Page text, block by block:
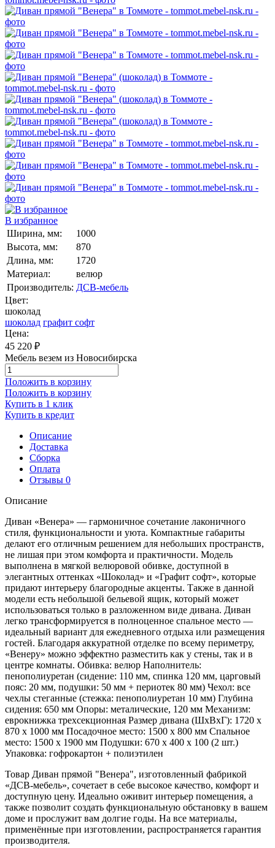
В избранное
Ширина, мм:
1000
Высота, мм:
870
Длина, мм:
1720
Материал:
велюр
Производитель: ДСВ-мебель
Цвет:
шоколад
шоколад графит софт
Цена:
45 220 ₽
Мебель везем из Новосибирска
Положить в корзину
Положить в корзину
Купить в 1 клик
Купить в кредит
Описание
Доставка
Сборка
Оплата
Отзывы 0
Описание
Диван «Венера» — гармоничное сочетание лаконичного
стиля, функциональности и уюта. Компактные габариты
делают его отличным решением для небольших пространств,
не лишая при этом комфорта и практичности. Модель
выполнена в мягкой велюровой обивке, доступной в
элегантных оттенках «Шоколад» и «Графит софт», которые
придают интерьеру благородные акценты. Также в данной
модели есть небольшой бельевой ящик, который может
использоваться только в разложенном виде дивана. Диван
легко трансформируется в полноценное спальное место —
идеальный вариант для ежедневного отдыха или размещения
гостей. Благодаря аккуратной отделке по всему периметру,
«Венеру» можно эффектно разместить как у стены, так и в
центре комнаты. Обивка: велюр Наполнитель:
пенополиуретан (сидение: 110 мм, спинка 120 мм, царговый
пояс: 20 мм, подушки: 50 мм + периотек 80 мм) Чехол: все
чехлы стеганные (стежка: пенополиуретан 10 мм) Глубина
сидения: 650 мм Опоры: металические, 120 мм Механизм:
еврокнижка трехсекционная Размер дивана (ШхВхГ): 1720 х
870 х 1000 мм Посадочное место: 1500 х 800 мм Спальное
место: 1500 х 1900 мм Подушки: 670 х 400 х 100 (2 шт.)
Упаковка: гофрокартон + полиэтилен
Товар Диван прямой "Венера", изготовленный фабрикой
«ДСВ-мебель», сочетает в себе высокое качество, комфорт и
доступную цену. Идеально оживит интерьер помещения, а
также позволит создать функциональную обстановку в вашем
доме и прослужит вам долгие годы. На все материалы,
применённые при изготовлении, распространяется гарантия
производителя.